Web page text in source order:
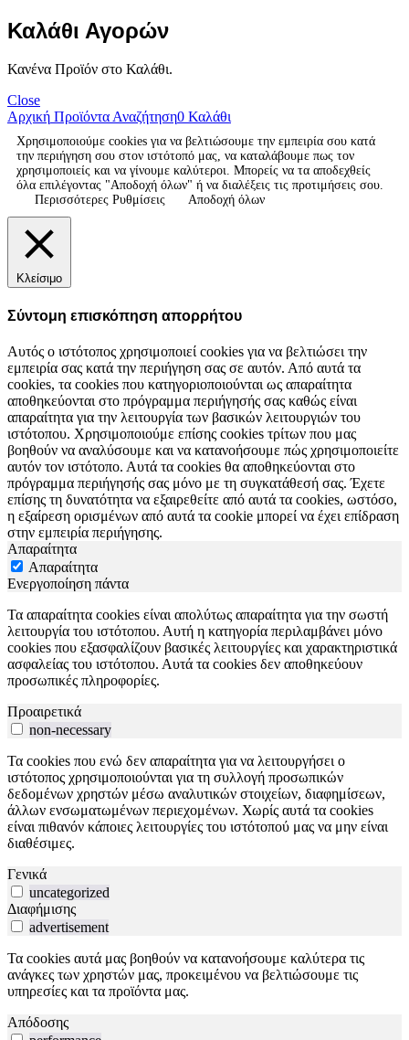
Καλάθι Αγορών
Κανένα Προϊόν στο Καλάθι.
Close
Αρχική ΠροϊόνταΑναζήτηση0 Καλάθι
Χρησιμοποιούμε cookies για να βελτιώσουμε την εμπειρία σου κατά
την περιήγηση σου στον ιστότοπό μας, να καταλάβουμε πως τον
χρησιμοποιείς και να γίνουμε καλύτεροι. Μπορείς να τα αποδεχθείς
όλα επιλέγοντας "Αποδοχή όλων" ή να διαλέξεις τις προτιμήσεις σου.
Περισσότερες Ρυθμίσεις
Αποδοχή όλων
Κλείσιμο
Σύντομη επισκόπηση απορρήτου
Αυτός ο ιστότοπος χρησιμοποιεί cookies για να βελτιώσει την
εμπειρία σας κατά την περιήγηση σας σε αυτόν. Από αυτά τα
cookies, τα cookies που κατηγοριοποιούνται ως απαραίτητα
αποθηκεύονται στο πρόγραμμα περιήγησής σας καθώς είναι
απαραίτητα για την λειτουργία των βασικών λειτουργιών του
ιστότοπου. Χρησιμοποιούμε επίσης cookies τρίτων που μας
βοηθούν να αναλύσουμε και να κατανοήσουμε πώς χρησιμοποιείτε
αυτόν τον ιστότοπο. Αυτά τα cookies θα αποθηκεύονται στο
πρόγραμμα περιήγησής σας μόνο με τη συγκατάθεσή σας. Έχετε
επίσης τη δυνατότητα να εξαιρεθείτε από αυτά τα cookies, ωστόσο,
η εξαίρεση ορισμένων από αυτά τα cookie μπορεί να έχει επίδραση
στην εμπειρία περιήγησης.
Απαραίτητα
Απαραίτητα
Ενεργοποίηση πάντα
Τα απαραίτητα cookies είναι απολύτως απαραίτητα για την σωστή
λειτουργία του ιστότοπου. Αυτή η κατηγορία περιλαμβάνει μόνο
cookies που εξασφαλίζουν βασικές λειτουργίες και χαρακτηριστικά
ασφαλείας του ιστότοπου. Αυτά τα cookies δεν αποθηκεύουν
προσωπικές πληροφορίες.
Προαιρετικά
non-necessary
Τα cookies που ενώ δεν απαραίτητα για να λειτουργήσει ο
ιστότοπος χρησιμοποιούνται για τη συλλογή προσωπικών
δεδομένων χρηστών μέσω αναλυτικών στοιχείων, διαφημίσεων,
άλλων ενσωματωμένων περιεχομένων. Χωρίς αυτά τα cookies
είναι πιθανόν κάποιες λειτουργίες του ιστότοπού μας να μην είναι
διαθέσιμες.
Γενικά
uncategorized
Διαφήμισης
advertisement
Τα cookies αυτά μας βοηθούν να κατανοήσουμε καλύτερα τις
ανάγκες των χρηστών μας, προκειμένου να βελτιώσουμε τις
υπηρεσίες και τα προϊόντα μας.
Απόδοσης